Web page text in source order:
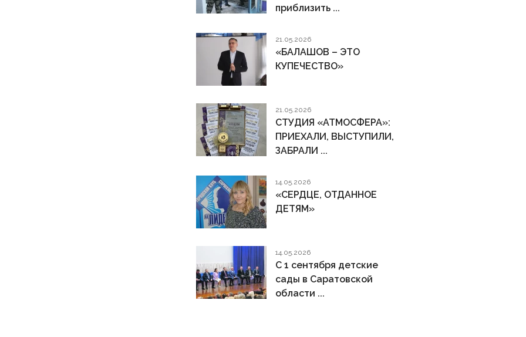
приблизить ...
21.05.2026
«БАЛАШОВ – ЭТО
КУПЕЧЕСТВО»
21.05.2026
СТУДИЯ «АТМОСФЕРА»:
ПРИЕХАЛИ, ВЫСТУПИЛИ,
ЗАБРАЛИ ...
14.05.2026
«СЕРДЦЕ, ОТДАННОЕ
ДЕТЯМ»
14.05.2026
С 1 сентября детские
сады в Саратовской
области ...